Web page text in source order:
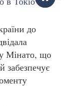
до
Мінато, що
забезпечує